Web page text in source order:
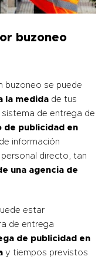
buzoneo
buzoneo se puede
la medida de tus
de entrega de
publicidad en
información
directo, tan
una agencia de
estar
de entrega
de publicidad en
y tiempos previstos